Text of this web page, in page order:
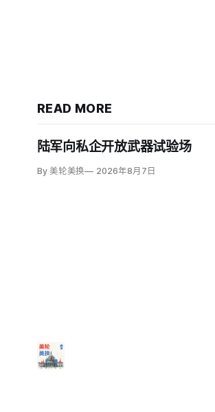
READ MORE
陆军向私企开放武器试验场
By 美轮美换 2026年8月7日